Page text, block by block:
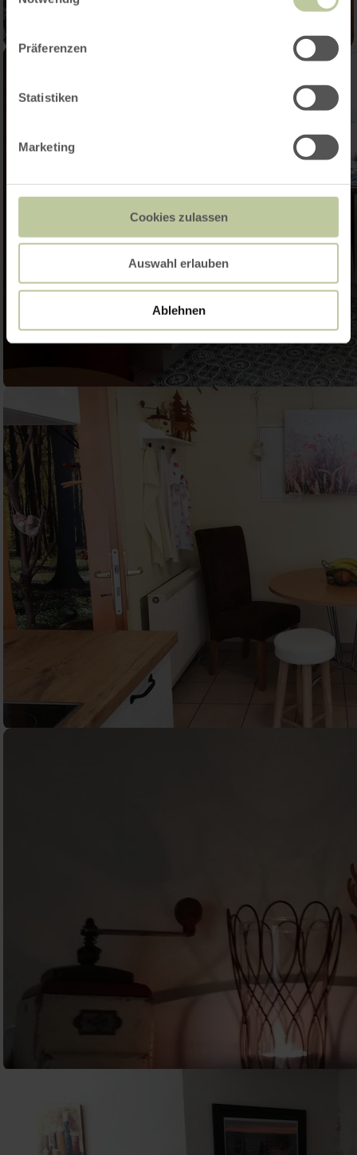
Präferenzen
Statistiken
Marketing
Cookies zulassen
Auswahl erlauben
Ablehnen